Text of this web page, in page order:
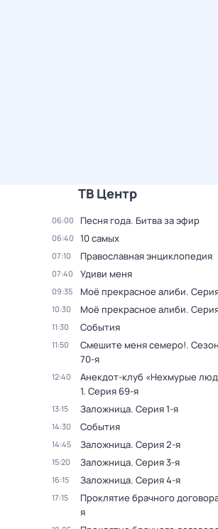
ТВ Центр
06:00 Песня года. Битва за эфир
06:40 10 самых
07:10 Православная энциклопедия
07:40 Удиви меня
09:35 Моё прекрасное алиби.
10:30 Моё прекрасное алиби.
11:30 События
11:50 Смешите меня семеро!.
70-я
12:40 Анекдот-клуб «Нехмурые
1. Серия 69-я
13:15 Заложница. Серия 1-я
14:30 События
14:45 Заложница. Серия 2-я
15:20 Заложница. Серия 3-я
16:15 Заложница. Серия 4-я
17:15 Проклятие брачного
я